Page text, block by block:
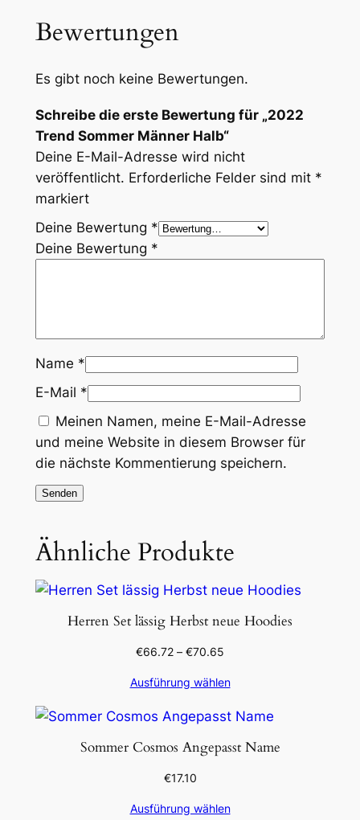
Bewertungen
Es gibt noch keine Bewertungen.
Schreibe die erste Bewertung für „2022
Trend Sommer Männer Halb“
Deine E-Mail-Adresse wird nicht
veröffentlicht. Erforderliche Felder sind mit *
markiert
Deine Bewertung *
Deine Bewertung *
Name *
E-Mail *
Meinen Namen, meine E-Mail-Adresse
und meine Website in diesem Browser für
die nächste Kommentierung speichern.
Ähnliche Produkte
Herren Set lässig Herbst neue Hoodies
€66.72 – €70.65
Ausführung wählen
Sommer Cosmos Angepasst Name
€17.10
Ausführung wählen